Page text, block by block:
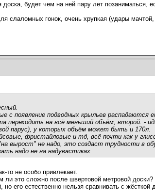
доска, будет чем на ней пару лет позаниматься,
слаломных гонок, очень хрупкая (удары
с появление подводных крыльев распадаются
переходить на всё меньший объём, второй. -
парус), у которых объём может быть и 170л.
фристайловые и тд, всё почти как у
вырост" не надо, это создаст трудности в
надо не на надувастиках.
то не особо привлекает.
это сложно после швертовой метровой доски?
но его естественно нельзя сравнивать с